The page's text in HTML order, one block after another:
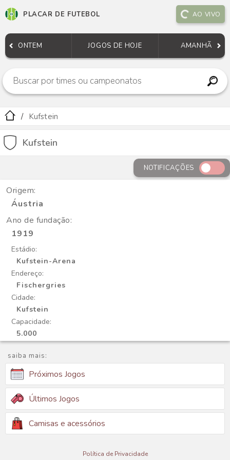
PLACAR DE FUTEBOL AO VIVO
ONTEM JOGOS DE HOJE AMANHÃ
Kufstein
Kufstein
NOTIFICAÇÕES
Origem:
Áustria
Ano de fundação:
1919
Estádio:
Kufstein-Arena
Endereço:
Fischergries
Cidade:
Kufstein
Capacidade:
5.000
saiba mais:
Próximos Jogos
Últimos Jogos
Camisas e acessórios
Política de Privacidade